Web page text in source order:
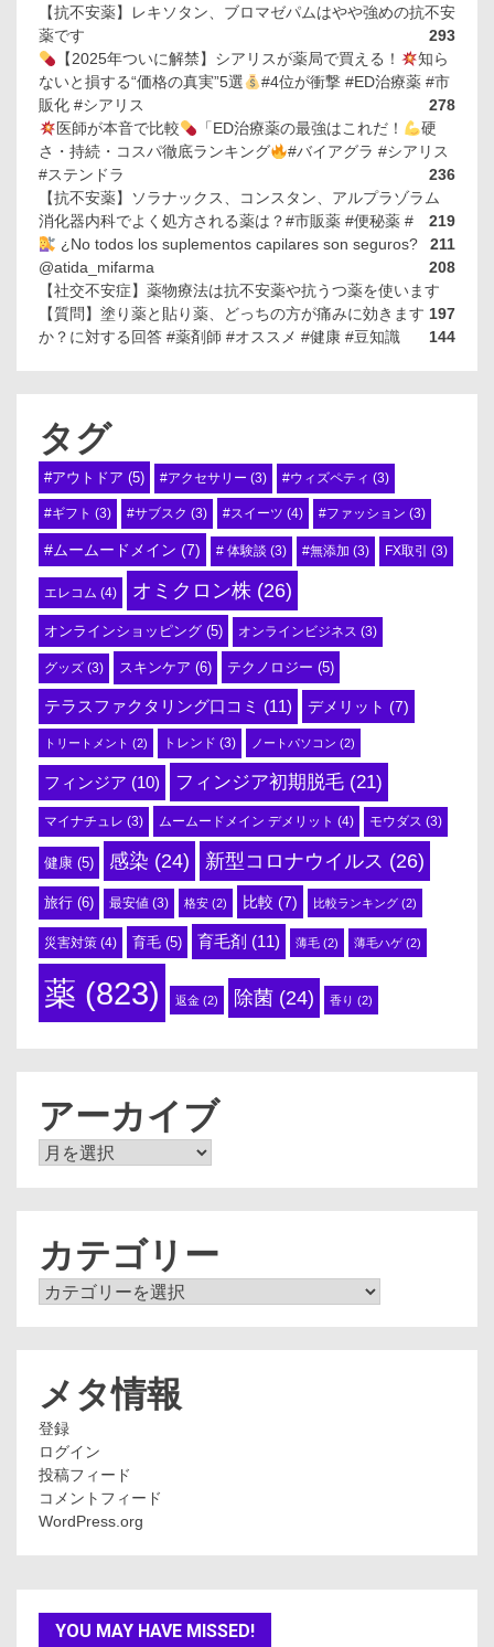
【抗不安薬】レキソタン、ブロマゼパムはやや強めの抗不安
薬です
293
【2025年ついに解禁】シアリスが薬局で買える！
知ら
ないと損する“価格の真実”5選
#4位が衝撃 #ED治療薬 #市
販化 #シアリス
278
医師が本音で比較
「ED治療薬の最強はこれだ！
硬
さ・持続・コスパ徹底ランキング
#バイアグラ #シアリス
#ステンドラ
236
【抗不安薬】ソラナックス、コンスタン、アルプラゾラム
219
消化器内科でよく処方される薬は？#市販薬 #便秘薬 #
211
¿No todos los suplementos capilares son seguros?
@atida_mifarma
208
【社交不安症】薬物療法は抗不安薬や抗うつ薬を使います
197
【質問】塗り薬と貼り薬、どっちの方が痛みに効きます
か？に対する回答 #薬剤師 #オススメ #健康 #豆知識
144
タグ
#アウトドア (5) #アクセサリー (3) #ウィズペティ (3)
#ギフト (3) #サブスク (3) #スイーツ (4) #ファッション (3)
#ムームードメイン (7) # 体験談 (3) #無添加 (3) FX取引 (3)
エレコム (4) オミクロン株 (26)
オンラインショッピング (5) オンラインビジネス (3)
グッズ (3) スキンケア (6) テクノロジー (5)
テラスファクタリング口コミ (11) デメリット (7)
トリートメント (2) トレンド (3) ノートパソコン (2)
フィンジア (10) フィンジア初期脱毛 (21)
マイナチュレ (3) ムームードメイン デメリット (4) モウダス (3)
健康 (5) 感染 (24) 新型コロナウイルス (26)
旅行 (6) 最安値 (3) 格安 (2) 比較 (7) 比較ランキング (2)
災害対策 (4) 育毛 (5) 育毛剤 (11) 薄毛 (2) 薄毛ハゲ(2)
薬 (823) 返金 (2) 除菌 (24) 香り (2)
アーカイブ
ア
カテゴリー
カ
メタ情報
登録
ログイン
投稿フィード
コメントフィード
WordPress.org
YOU MAY HAVE MISSED!